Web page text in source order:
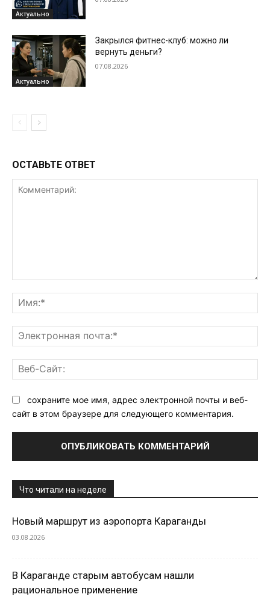
Актуально
Актуально
Закрылся фитнес-клуб: можно ли
вернуть деньги?
07.08.2026
ОСТАВЬТЕ ОТВЕТ
сохраните мое имя, адрес электронной почты и веб-
сайт в этом браузере для следующего комментария.
Что читали на неделе
Новый маршрут из аэропорта Караганды
03.08.2026
В Караганде старым автобусам нашли
рациональное применение